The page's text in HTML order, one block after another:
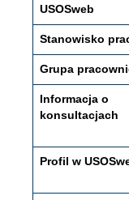
USOSweb
Stanowisko
Grupa
Informacja o
konsultacjach
Profil w